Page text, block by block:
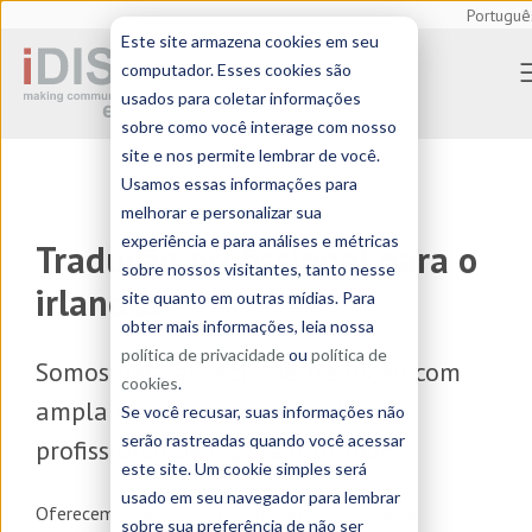
Este site armazena cookies em seu
computador. Esses cookies são
usados para coletar informações
sobre como você interage com nosso
site e nos permite lembrar de você.
Usamos essas informações para
melhorar e personalizar sua
experiência e para análises e métricas
sobre nossos visitantes, tanto nesse
site quanto em outras mídias. Para
obter mais informações, leia nossa
política de privacidadeou política de
cookies.
Se você recusar, suas informações não
serão rastreadas quando você acessar
este site. Um cookie simples será
usado em seu navegador para lembrar
sobre sua preferência de não ser
Tradução profissional para o
irlandês
Somos umaagência de tradução
com
ampla experiência em tradução
profissional de e para o irlandês
Oferecemos serviços de
tradução, localização e